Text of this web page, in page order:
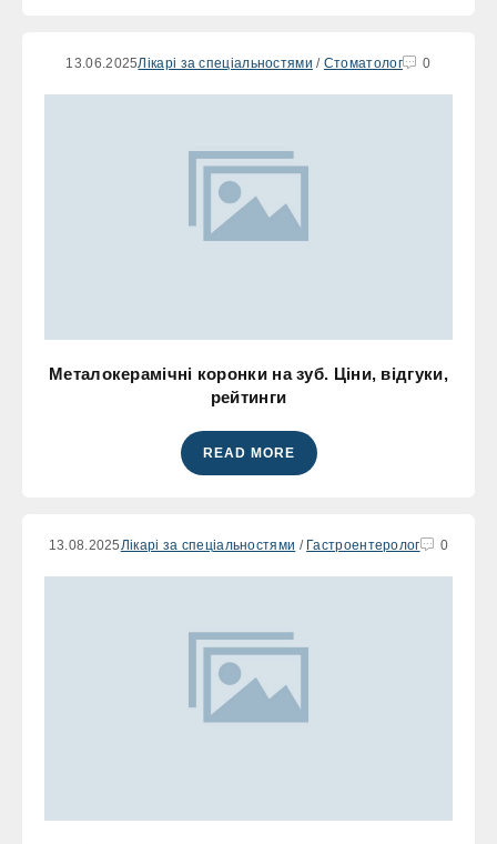
13.06.2025Лікарі за спеціальностями / Стоматолог 0
Металокерамічні коронки на зуб. Ціни, відгуки,
рейтинги
READ MORE
13.08.2025 Лікарі за спеціальностями / Гастроентеролог 0